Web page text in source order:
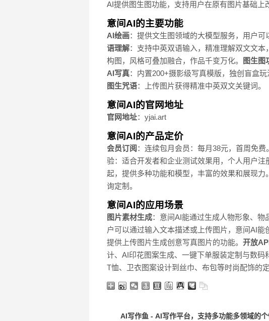
AI提供图生图功能，支持用户在原有图片基础上
意间AI的主要功能
AI绘画：提供文生图领域的大模型服务，用户
语理解：支持中英双语输入，精准理解双文文本
构图，风格可叠加融合，作品千变万化。
图生图
AI写真：内置200+摄影级写真模版，独创盲盒
图生咒语：上传图片获得精准中英双文关键词。
意间AI的官网地址
官网地址：yjai.art
意间AI的产品定价
会员订阅 ：连续包月会员：每月38元，首周免
验：适合开发者和企业测试效果用，个人用户
起，提供多种功能和模型，丰富的效果和展现
询定制。
意间AI的应用场景
图片素材生成：意间AI能通过生成人物形象、物
户可以通过输入文本描述或上传图片，意间AI能
提供上传图片生成创意写真图片的功能。 开放
计、AI印花图案生成、一键下单服装定制与数码
T恤、卫衣图案设计到丝巾、布包等时尚配饰的
AI写作鱼 - AI写作平台，支持多功能多领域的